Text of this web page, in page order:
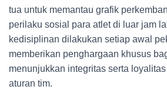
tua untuk memantau grafik
perilaku sosial para atlet di luar jam
kedisiplinan dilakukan setiap awal
memberikan penghargaan khusus
menunjukkan integritas serta
aturan tim.